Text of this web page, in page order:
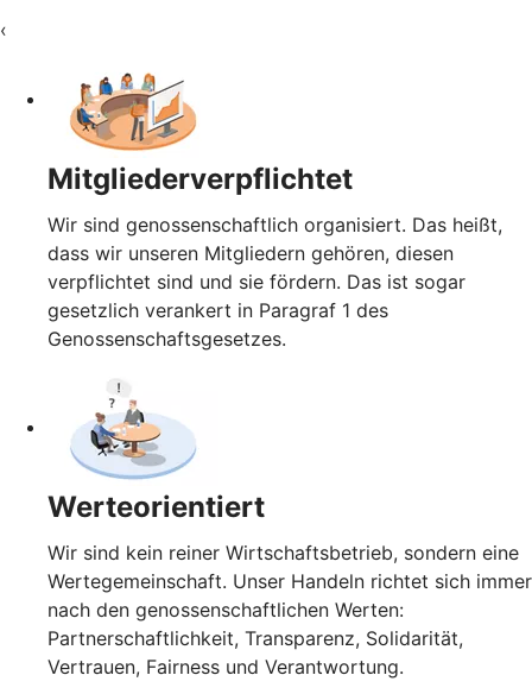
‹
Mitgliederverpflichtet
Wir sind genossenschaftlich organisiert. Das heißt,
dass wir unseren Mitgliedern gehören, diesen
verpflichtet sind und sie fördern. Das ist sogar
gesetzlich verankert in Paragraf 1 des
Genossenschaftsgesetzes.
Werteorientiert
Wir sind kein reiner Wirtschaftsbetrieb, sondern eine
Wertegemeinschaft. Unser Handeln richtet sich immer
nach den genossenschaftlichen Werten:
Partnerschaftlichkeit, Transparenz, Solidarität,
Vertrauen, Fairness und Verantwortung.